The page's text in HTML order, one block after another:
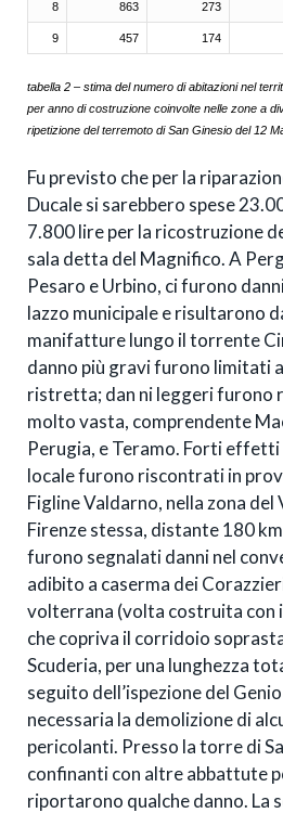
8 863 273
9 457 174
tabella 2 – stima del numero di abitazioni nel
per anno di costruzione coinvolte nelle zone a
ripetizione del terremoto diSan Ginesio del 12
Fu previsto che per la
Ducale si sarebbero spese
7.800 lire per la ricostruzione
sala detta del Magnifico. A
Pesaro e Urbino, ci furono
lazzo municipale e risultarono
manifatture lungo il torrente
danno più gravi furono limitati a
ristretta; dan ni leggeri furono
molto vasta, comprendente
Perugia, e Teramo. Forti
locale furono riscontrati in
Figline Valdarno, nella zona
Firenze stessa, distante 180
furono segnalati danni nel
adibito a caserma dei
volterrana (volta costruita con
che copriva il corridoio
Scuderia, per una lunghezza
seguito dell’ispezione del
necessaria la demolizione di
pericolanti. Presso la torre di
confinanti con altre abbattute
riportarono qualche danno. La